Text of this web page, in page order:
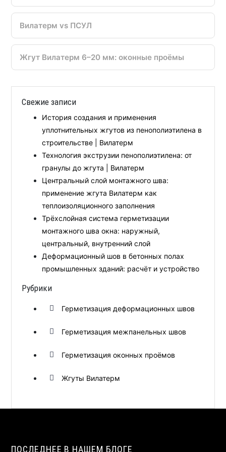
Вилатерм vs ПСУЛ
Жгут Вилатерм 6–20 мм: оконные проёмы
Свежие записи
История создания и применения
уплотнительных жгутов из пенополиэтилена в
строительстве | Вилатерм
Технология экструзии пенополиэтилена: от
гранулы до жгута | Вилатерм
Центральный слой монтажного шва:
применение жгута Вилатерм как
теплоизоляционного заполнения
Трёхслойная система герметизации
монтажного шва окна: наружный,
центральный, внутренний слой
Деформационный шов в бетонных полах
промышленных зданий: расчёт и устройство
Рубрики
Герметизация деформационных швов
Герметизация межпанельных швов
Герметизация оконных проёмов
Жгуты Вилатерм
ПОСЛЕДНЕЕ В НАШЕМ БЛОГЕ